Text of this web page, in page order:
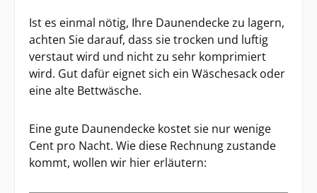
Ist es einmal nötig, Ihre Daunendecke zu lagern,
achten Sie darauf, dass sie trocken und luftig
verstaut wird und nicht zu sehr komprimiert
wird. Gut dafür eignet sich ein Wäschesack oder
eine alte Bettwäsche.
Eine gute Daunendecke kostet sie nur wenige
Cent pro Nacht. Wie diese Rechnung zustande
kommt, wollen wir hier erläutern: